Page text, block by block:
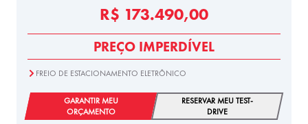
R$ 173.490,00
PREÇO IMPERDÍVEL
FREIO DE ESTACIONAMENTO ELETRÔNICO
GARANTIR MEU
ORÇAMENTO
RESERVAR MEU TEST-
DRIVE